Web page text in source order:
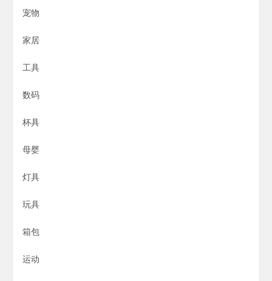
宠物
家居
工具
数码
杯具
母婴
灯具
玩具
箱包
运动